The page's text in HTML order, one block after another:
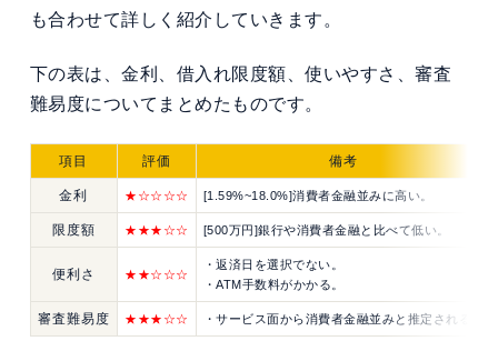
も合わせて詳しく紹介していきます。
下の表は、金利、借入れ限度額、使いやすさ、審査
難易度についてまとめたものです。
項目 評価 備考
金利 ★ ☆☆ ☆☆ [1.59%~18.0%]消費者金融並みに高い。
限度額 ★★★ ☆☆ [500万円]銀行や消費者金融と比べて低い。
便利さ ★★☆ ☆☆
・返済日を選択でない。
・ATM手数料がかかる。
審査難易度 ★ ★★☆☆ ・サービス面から消費者金融並みと推定される。